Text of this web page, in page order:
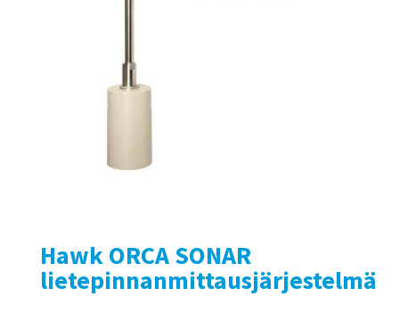
Hawk ORCA SONAR
lietepinnanmittausjärjestelmä